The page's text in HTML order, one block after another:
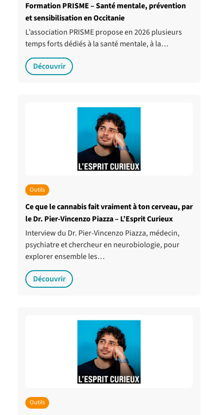
Formation PRISME – Santé mentale, prévention
et sensibilisation en Occitanie
L’association PRISME propose en 2026 plusieurs
temps forts dédiés à la santé mentale, à la…
Découvrir
Outils
Ce que le cannabis fait vraiment à ton cerveau, par
le Dr. Pier-Vincenzo Piazza – L’Esprit Curieux
Interview du Dr. Pier-Vincenzo Piazza, médecin,
psychiatre et chercheur en neurobiologie, pour
explorer ensemble les…
Découvrir
Outils